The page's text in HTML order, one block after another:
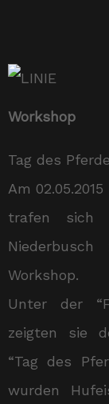
Workshop
Tag des
Am 02.05.2015
trafen sich
Workshop.
Unter der
zeigten sie
“Tag des
wurden